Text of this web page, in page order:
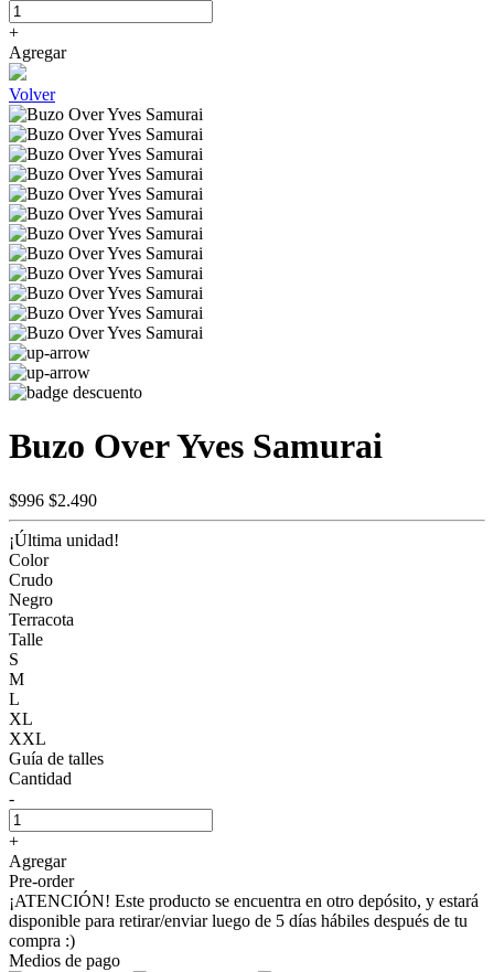
+
Agregar
Volver
Buzo Over Yves Samurai
$996 $2.490
¡Última unidad!
Color
Crudo
Negro
Terracota
Talle
S
M
L
XL
XXL
Guía de talles
Cantidad
-
+
Agregar
Pre-order
¡ATENCIÓN! Este producto se encuentra en otro depósito, y estará
disponible para retirar/enviar luego de 5 días hábiles después de tu
compra :)
Medios de pago